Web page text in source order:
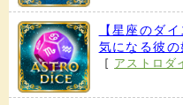
【星座のダ
気になる彼の
[ アストロダ